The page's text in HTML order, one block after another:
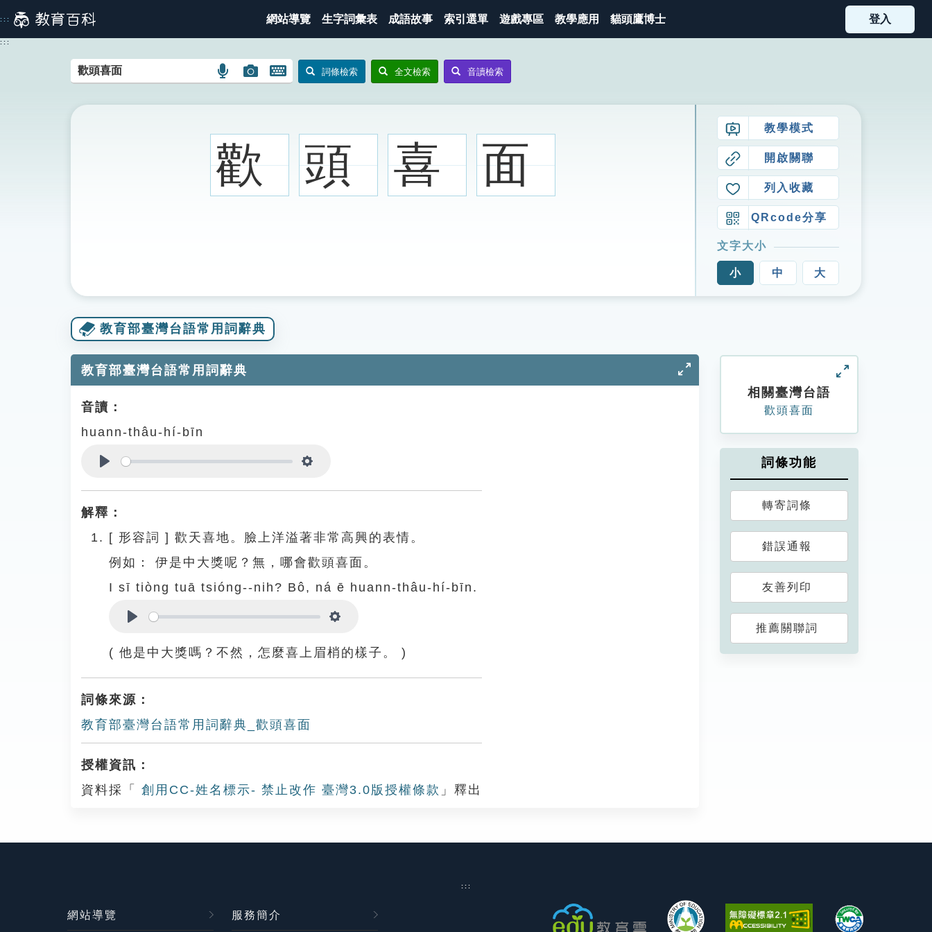
到
主
::: 網站導覽 生字詞彙表 成語故事 索引選單 遊戲專區 教學應用 貓頭鷹博士 登入
:::
語
搜
圖
示
圖
搜
圖
示
開
鍵
圖
詞條檢索 全文檢索 音讀檢索
歡 頭 喜 面
教學模式
開啟關聯
列入收藏
QRcode分享
文字大小
小 中 大
教育部臺灣台語常用詞辭典
教育部臺灣台語常用詞辭典
音讀：
huann-thâu-hí-bīn
解釋：
[ 形容詞 ] 歡天喜地。臉上洋溢著非常高興的表情。
例如：
伊是中大獎呢？無，哪會歡頭喜面。
I sī tiòng tuā tsióng--nih? Bô, ná ē huann-thâu-hí-bīn.
( 他是中大獎嗎？不然，怎麼喜上眉梢的樣子。 )
詞條來源：
教育部臺灣台語常用詞辭典_歡頭喜面
授權資訊：
資料採「
創用CC-姓名標示- 禁止改作 臺灣3.0版授權條款 」釋出
相關臺灣台語
歡頭喜面
詞條功能
轉寄詞條
錯誤通報
友善列印
推薦關聯詞
:::
網站導覽 服務簡介